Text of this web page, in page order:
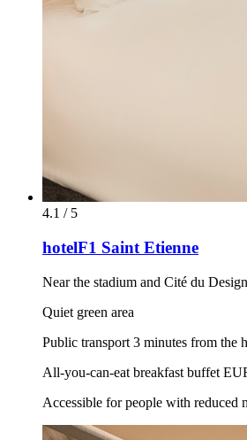
4.1 / 5
hotelF1 Saint Etienne
Near the stadium and Cité du Design
Quiet green area
Public transport 3 minutes from the
All-you-can-eat breakfast buffet
Accessible for people with reduced